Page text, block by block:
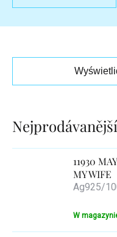
11930
MY WIFE
Ag925/
W
Lista
produktów